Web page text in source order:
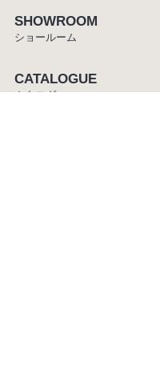
SHOWROOM
ショールーム
CATALOGUE
カタログ